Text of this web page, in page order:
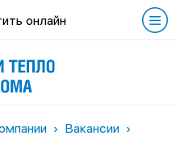
онлайн
Вакансии